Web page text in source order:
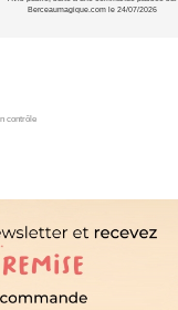
Berceaumagique.com le 24/07/2026
contrôle